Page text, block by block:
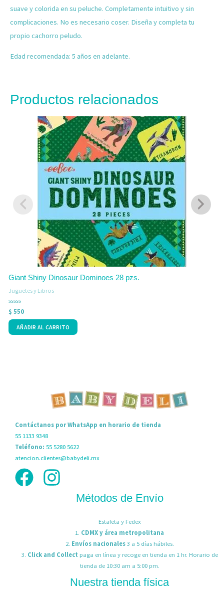
suave y colorida en su peluche. Completamente intuitivo y sin
complicaciones. No es necesario coser. Diseña y completa tu
propio cachorro peludo.
Edad recomendada: 5 años en adelante.
Productos relacionados
Giant Shiny Dinosaur Dominoes 28 pzs.
Juguetes y Libros
Valorado
con
0
5
$ 550
AÑADIR AL CARRITO
Contáctanos por WhatsApp en horario de tienda
55 1133 9348
Teléfono: 55 5280 5622
atencion.clientes@babydeli.mx
Métodos de Envío
Estafeta y Fedex
1. CDMX y área metropolitana
2. Envíos nacionales3 a 5 días hábiles.
3. Click and Collect paga en línea y recoge en tienda en 1 hr. Horario de
tienda de 10:30 am a 5:00 pm.
Nuestra tienda física